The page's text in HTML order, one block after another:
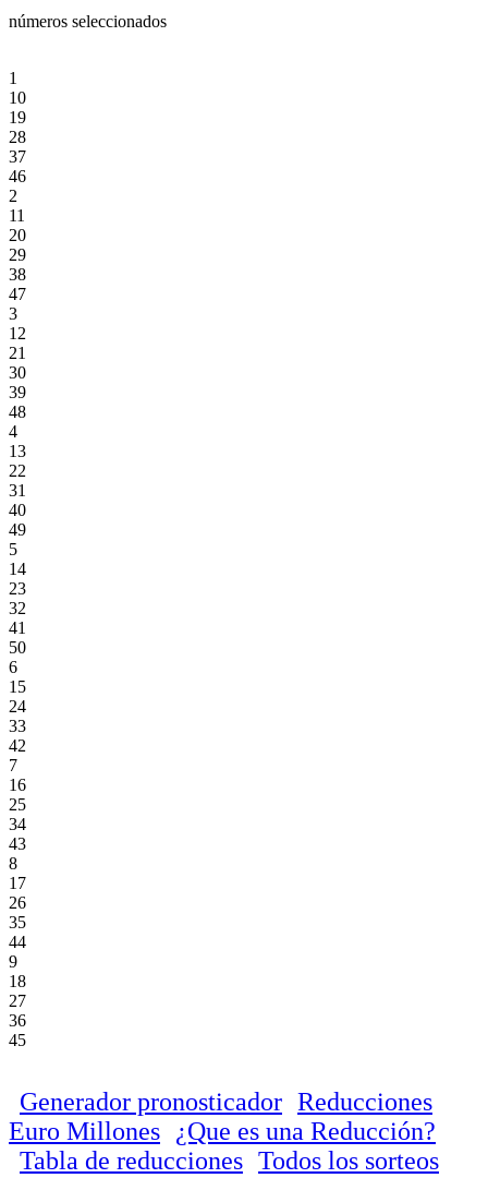
números seleccionados
1
10
19
28
37
46
2
11
20
29
38
47
3
12
21
30
39
48
4
13
22
31
40
49
5
14
23
32
41
50
6
15
24
33
42
7
16
25
34
43
8
17
26
35
44
9
18
27
36
45
Generador pronosticador Reducciones
Euro Millones
¿Que es una Reducción?
Tabla de reducciones Todos los sorteos